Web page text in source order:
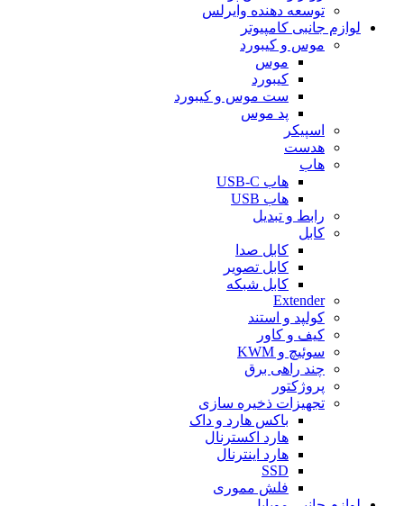
توسعه دهنده وایرلس
لوازم جانبی کامپیوتر
موس و کیبورد
موس
کیبورد
ست موس و کیبورد
پد موس
اسپیکر
هدست
هاب
هاب USB-C
هاب USB
رابط و تبدیل
کابل
کابل صدا
کابل تصویر
کابل شبکه
Extender
کولپد و استند
کیف و کاور
سوئیچ و KWM
چند راهی برق
پروژکتور
تجهیزات ذخیره سازی
باکس هارد و داک
هارد اکسترنال
هارد اینترنال
SSD
فلش مموری